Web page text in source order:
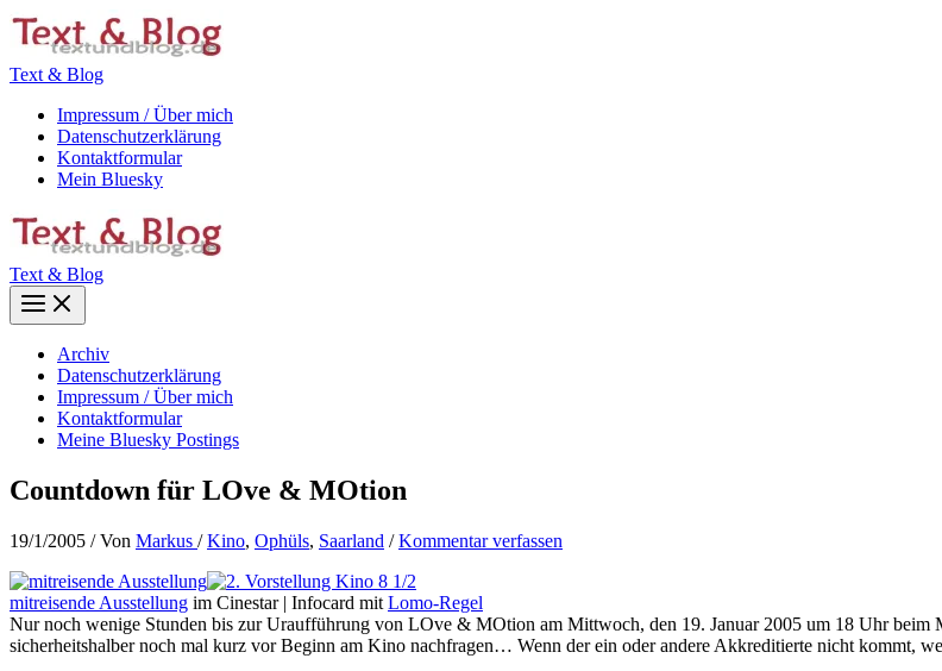
Zum
Inhalt
Text & Blog
Impressum / Über mich
Datenschutzerklärung
Kontaktformular
Mein Bluesky
Text & Blog
Main
Menu
Archiv
Datenschutzerklärung
Impressum / Über mich
Kontaktformular
Meine Bluesky Postings
Countdown für LOve & MOtion
19/1/2005 / Von Markus /Kino, Ophüls, Saarland /Kommentar verfassen
mitreisende Ausstellung im Cinestar | Infocard mit Lomo-Regel
Nur noch wenige Stunden bis zur Uraufführung von LOve & MOtion am Mittwoch, den 19. Januar 2005 um 18 Uhr
sicherheitshalber noch mal kurz vor Beginn am Kino nachfragen… Wenn der ein oder andere Akkreditierte nicht kommt,